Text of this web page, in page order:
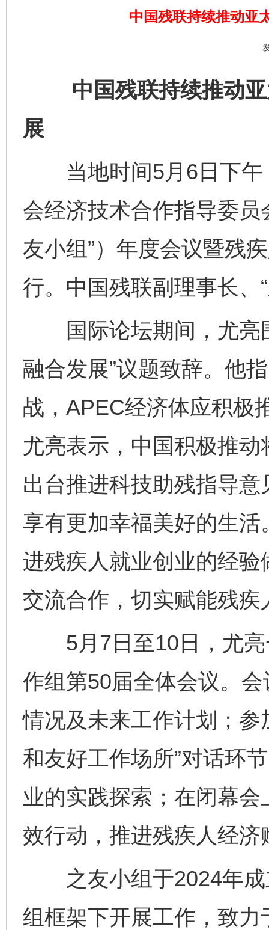
中国残联持续推动亚
中国残联持续推动亚
展
当地时间5月6日下午
会经济技术合作指导委员
友小组”）年度会议暨残
行。中国残联副理事长、
国际论坛期间，尤亮
融合发展”议题致辞。他
战，APEC经济体应积极
尤亮表示，中国积极推
出台推进科技助残指导
享有更加幸福美好的生
进残疾人就业创业的经
交流合作，切实赋能残
5月7日至10日，尤亮
作组第50届全体会议。
情况及未来工作计划；参
和友好工作场所”对话环
业的实践探索；在闭幕
效行动，推进残疾人经济
之友小组于2024年成
组框架下开展工作，致
完善运行机制助力责任有效落实 一纸欠